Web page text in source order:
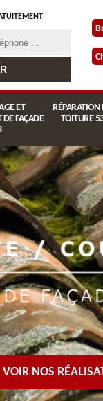
ET
FAÇADE
RÉPARATION
TOITURE
VOIR NOS